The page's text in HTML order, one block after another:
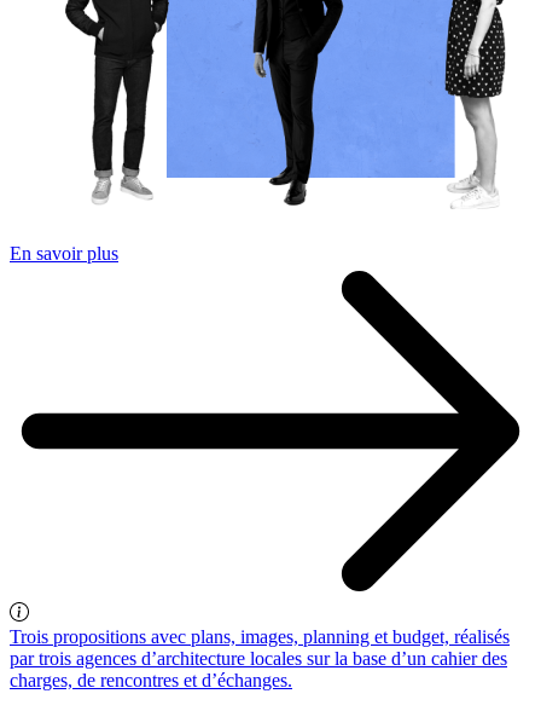
En savoir plus
Trois propositions avec plans, images, planning et budget, réalisés
par trois agences d’architecture locales sur la base d’un cahier des
charges, de rencontres et d’échanges.